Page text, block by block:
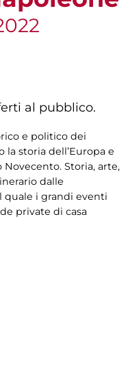
al pubblico.
e politico dei
storia dell’Europa e
Storia, arte,
dalle
quale i grandi eventi
private di casa